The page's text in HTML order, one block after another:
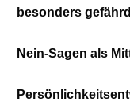
besonders
Nein-Sagen als